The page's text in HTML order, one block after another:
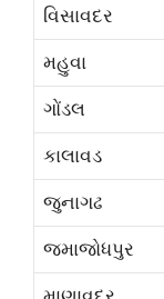
વિસાવદર
મહુવા
ગોંડલ
કાલાવડ
જુનાગઢ
જમાજોધપુર